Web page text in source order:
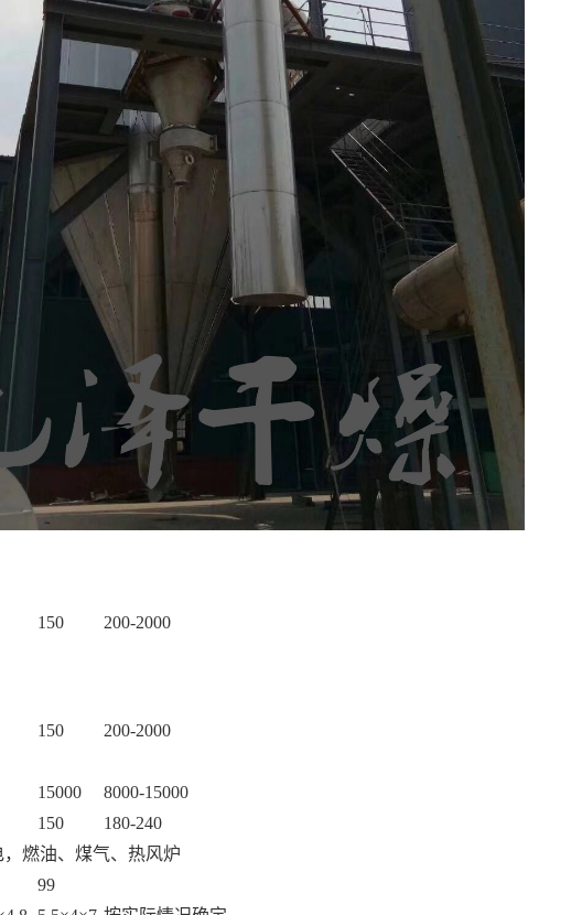
150 200-2000
150
200-2000
15000
8000-15000
150
180-240
，燃油、煤气、热风炉
99